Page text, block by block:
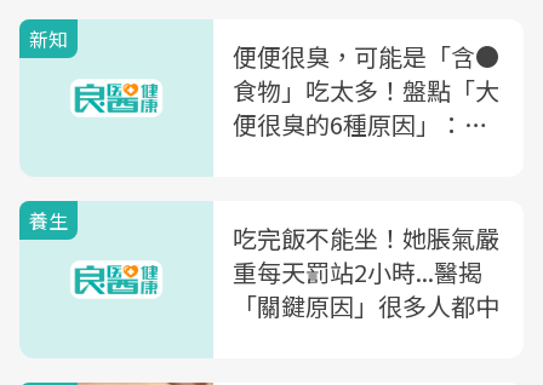
新知
便便很臭，可能是「含●
食物」吃太多！盤點「大
便很臭的6種原因」：恐
養生
吃完飯不能坐！她脹氣嚴
重每天罰站2小時...醫揭
「關鍵原因」很多人都中